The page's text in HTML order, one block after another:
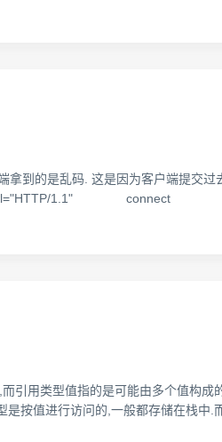
到的是乱码. 这是因为客户端提交过
1.1" connect
引用类型值指的是可能由多个值构成
按值进行访问的,一般都存储在栈中.